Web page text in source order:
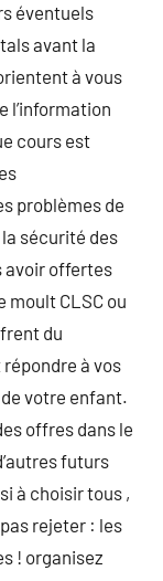
éventuels
avant la
à vous
l’information
cours est
problèmes de
sécurité des
avoir offertes
moult CLSC ou
du
à vos
votre enfant.
offres dans le
futurs
à choisir tous ,
rejeter : les
! organisez